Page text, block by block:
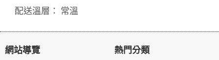
配送溫層： 常溫
網站導覽 熱門分類